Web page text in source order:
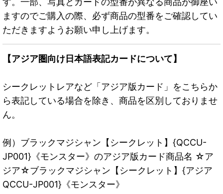
ますのでご購入の際、必ず商品の型番をご確認してい
ただきますようお願い申し上げます。
【アジア圏向け日本語表記カードについて】
シークレットレアなど「アジア版カード」をこちらか
ら表記している場合を除き、商品を区別しておりませ
ん。
例）ブラックマジシャン【シークレット】{QCCU-
JP001}《モンスター》のアジア版カード商品名 ☆ア
ジア☆ブラックマジシャン【シークレット】{アジア
QCCU-JP001}《モンスター》